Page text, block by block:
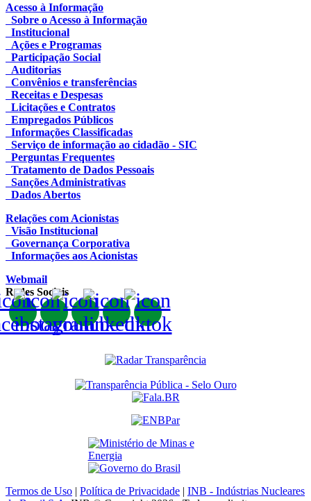
Acesso à Informação
Sobre o Acesso à Informação
Institucional
Ações e Programas
Participação Social
Auditorias
Convênios e transferências
Receitas e Despesas
Licitações e Contratos
Empregados Públicos
Informações Classificadas
Serviço de informação ao cidadão - SIC
Perguntas Frequentes
Tratamento de Dados Pessoais
Sanções Administrativas
Dados Abertos
Relações com Acionistas
Visão Institucional
Governança Corporativa
Informações aos Acionistas
Webmail
Redes Sociais
Termos de Uso | Política de Privacidade | INB - Indústrias Nucleares